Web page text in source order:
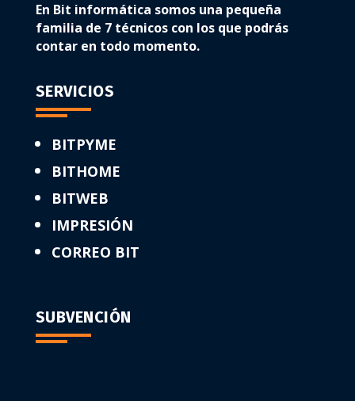
En Bit informática somos una pequeña
familia de 7 técnicos con los que podrás
contar en todo momento.
SERVICIOS
BITPYME
BITHOME
BITWEB
IMPRESIÓN
CORREO BIT
SUBVENCIÓN